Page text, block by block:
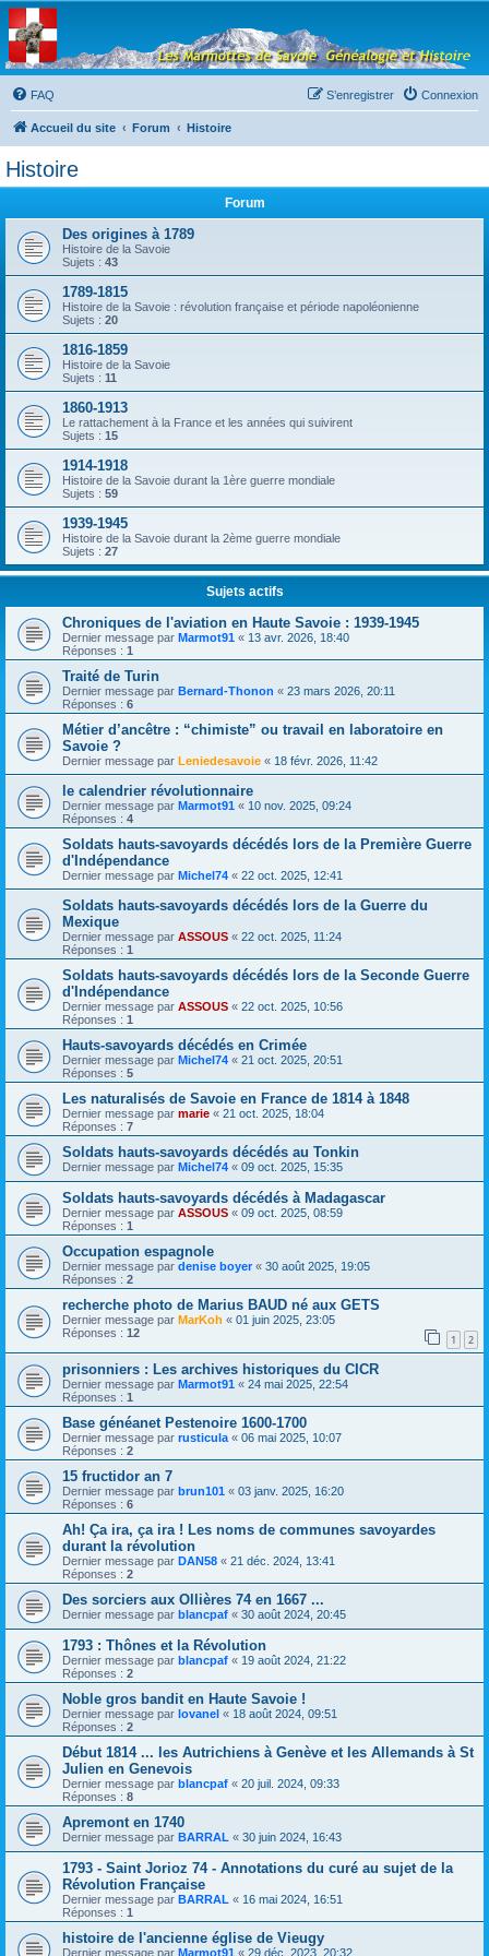
Les Marmottes de
Savoie
Forum d'entraide généalogique
FAQ
Connexion
S’enregistrer
Accueil du site Forum Histoire
Histoire
Forum
Des origines à 1789
Histoire de la Savoie
Sujets : 43
1789-1815
Histoire de la Savoie : révolution française et période napoléonienne
Sujets : 20
1816-1859
Histoire de la Savoie
Sujets : 11
1860-1913
Le rattachement à la France et les années qui suivirent
Sujets : 15
1914-1918
Histoire de la Savoie durant la 1ère guerre mondiale
Sujets : 59
1939-1945
Histoire de la Savoie durant la 2ème guerre mondiale
Sujets : 27
Sujets actifs
Chroniques de l'aviation en Haute Savoie : 1939-1945
Dernier message par Marmot91 « 13 avr. 2026, 18:40
Réponses : 1
Traité de Turin
Dernier message par Bernard-Thonon « 23 mars 2026, 20:11
Réponses : 6
Métier d’ancêtre : “chimiste” ou travail en laboratoire en
Savoie ?
Dernier message par Leniedesavoie « 18 févr. 2026, 11:42
le calendrier révolutionnaire
Dernier message par Marmot91 « 10 nov. 2025, 09:24
Réponses : 4
Soldats hauts-savoyards décédés lors de la Première Guerre
d'Indépendance
Dernier message par Michel74 « 22 oct. 2025, 12:41
Soldats hauts-savoyards décédés lors de la Guerre du
Mexique
Dernier message par ASSOUS « 22 oct. 2025, 11:24
Réponses : 1
Soldats hauts-savoyards décédés lors de la Seconde Guerre
d'Indépendance
Dernier message par ASSOUS « 22 oct. 2025, 10:56
Réponses : 1
Hauts-savoyards décédés en Crimée
Dernier message par Michel74 « 21 oct. 2025, 20:51
Réponses : 5
Les naturalisés de Savoie en France de 1814 à 1848
Dernier message par marie « 21 oct. 2025, 18:04
Réponses : 7
Soldats hauts-savoyards décédés au Tonkin
Dernier message par Michel74 « 09 oct. 2025, 15:35
Soldats hauts-savoyards décédés à Madagascar
Dernier message par ASSOUS « 09 oct. 2025, 08:59
Réponses : 1
Occupation espagnole
Dernier message par denise boyer « 30 août 2025, 19:05
Réponses : 2
recherche photo de Marius BAUD né aux GETS
Dernier message par MarKoh « 01 juin 2025, 23:05
Réponses : 12 1 2
prisonniers : Les archives historiques du CICR
Dernier message par Marmot91 « 24 mai 2025, 22:54
Réponses : 1
Base généanet Pestenoire 1600-1700
Dernier message par rusticula « 06 mai 2025, 10:07
Réponses : 2
15 fructidor an 7
Dernier message par brun101 « 03 janv. 2025, 16:20
Réponses : 6
Ah! Ça ira, ça ira ! Les noms de communes savoyardes
durant la révolution
Dernier message par DAN58 « 21 déc. 2024, 13:41
Réponses : 2
Des sorciers aux Ollières 74 en 1667 ...
Dernier message par blancpaf « 30 août 2024, 20:45
1793 : Thônes et la Révolution
Dernier message par blancpaf « 19 août 2024, 21:22
Réponses : 2
Noble gros bandit en Haute Savoie !
Dernier message par lovanel « 18 août 2024, 09:51
Réponses : 2
Début 1814 ... les Autrichiens à Genève et les Allemands à St
Julien en Genevois
Dernier message par blancpaf « 20 juil. 2024, 09:33
Réponses : 8
Apremont en 1740
Dernier message par BARRAL « 30 juin 2024, 16:43
1793 - Saint Jorioz 74 - Annotations du curé au sujet de la
Révolution Française
Dernier message par BARRAL « 16 mai 2024, 16:51
Réponses : 1
histoire de l'ancienne église de Vieugy
Dernier message par Marmot91 « 29 déc. 2023, 20:32